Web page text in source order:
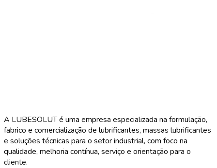
A LUBESOLUT é uma empresa especializada na formulação,
fabrico e comercialização de lubrificantes, massas lubrificantes
e soluções técnicas para o setor industrial, com foco na
qualidade, melhoria contínua, serviço e orientação para o
cliente.